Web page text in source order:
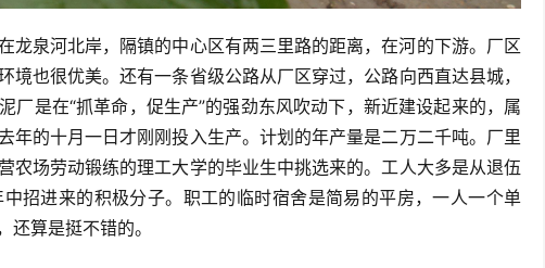
龙泉河北岸，隔镇的中心区有两三里路的距离，在河的下游。厂区
也很优美。还有一条省级公路从厂区穿过，公路向西直达县城，
厂是在“抓革命，促生产”的强劲东风吹动下，新近建设起来的，属
年的十月一日才刚刚投入生产。计划的年产量是二万二千吨。厂里
农场劳动锻练的理工大学的毕业生中挑选来的。工人大多是从退伍
招进来的积极分子。职工的临时宿舍是简易的平房，一人一个单
算是挺不错的。